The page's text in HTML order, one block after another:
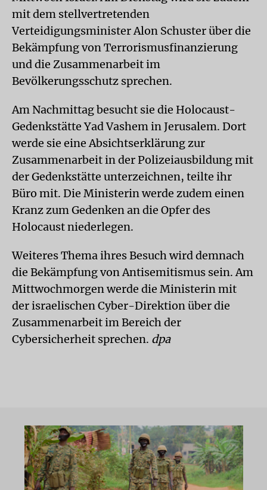
mit dem stellvertretenden
Verteidigungsminister Alon Schuster über die
Bekämpfung von Terrorismusfinanzierung
und die Zusammenarbeit im
Bevölkerungsschutz sprechen.
Am Nachmittag besucht sie die Holocaust-
Gedenkstätte Yad Vashem in Jerusalem. Dort
werde sie eine Absichtserklärung zur
Zusammenarbeit in der Polizeiausbildung mit
der Gedenkstätte unterzeichnen, teilte ihr
Büro mit. Die Ministerin werde zudem einen
Kranz zum Gedenken an die Opfer des
Holocaust niederlegen.
Weiteres Thema ihres Besuch wird demnach
die Bekämpfung von Antisemitismus sein. Am
Mittwochmorgen werde die Ministerin mit
der israelischen Cyber-Direktion über die
Zusammenarbeit im Bereich der
Cybersicherheit sprechen. dpa